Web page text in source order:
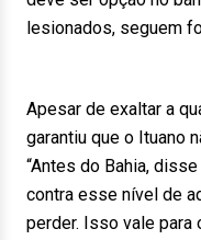
lesionados, seguem
Apesar de exaltar a
garantiu que o Ituano
“Antes do Bahia,
contra esse nível de
perder. Isso vale para